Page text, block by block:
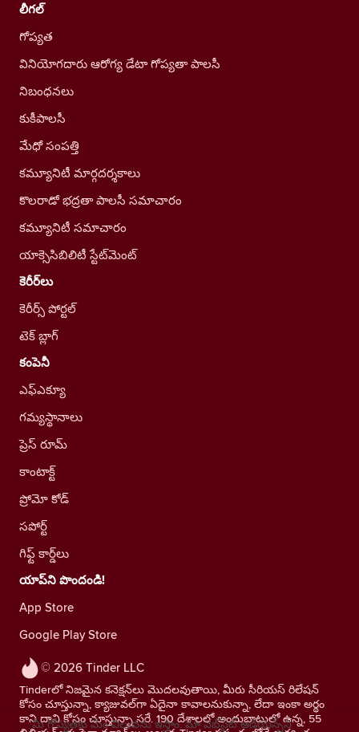
© 2026 Tinder LLC
Tinderలో నిజమైన కనెక్షన్‌లు మొదలవుతాయి, మీరు సీరియస్ రిలేషన్
కోసం చూస్తున్నా, క్యాజువల్‌గా ఏదైనా కావాలనుకున్నా, లేదా ఇంకా అర్థం
కాని దాని కోసం చూస్తున్నా సరే. 190 దేశాలలో అందుబాటులో ఉన్న, 55
లీగల్
గోప్యత
వినియోగదారు ఆరోగ్య డేటా గోప్యతా పాలసీ
నిబంధనలు
కుకీపాలసీ
మేధో సంపత్తి
కమ్యూనిటీ మార్గదర్శకాలు
కొలరాడో భద్రతా పాలసీ సమాచారం
కమ్యూనిటీ సమాచారం
యాక్సెసిబిలిటీ స్టేట్‌మెంట్
కెరీర్‌లు
కెరీర్స్ పోర్టల్
టెక్ బ్లాగ్
కంపెనీ
ఎఫ్ఎక్యూ
గమ్యస్థానాలు
ప్రెస్ రూమ్
కాంటాక్ట్
ప్రోమో కోడ్
సపోర్ట్
గిఫ్ట్ కార్డ్‌లు
యాప్‌ని పొందండి!
App Store
Google Play Store
మీ గోప్యతకు మేం విలువను ఇస్తాం. మా వెబ్‌సైట్ ఆడియెన్స్‌ని